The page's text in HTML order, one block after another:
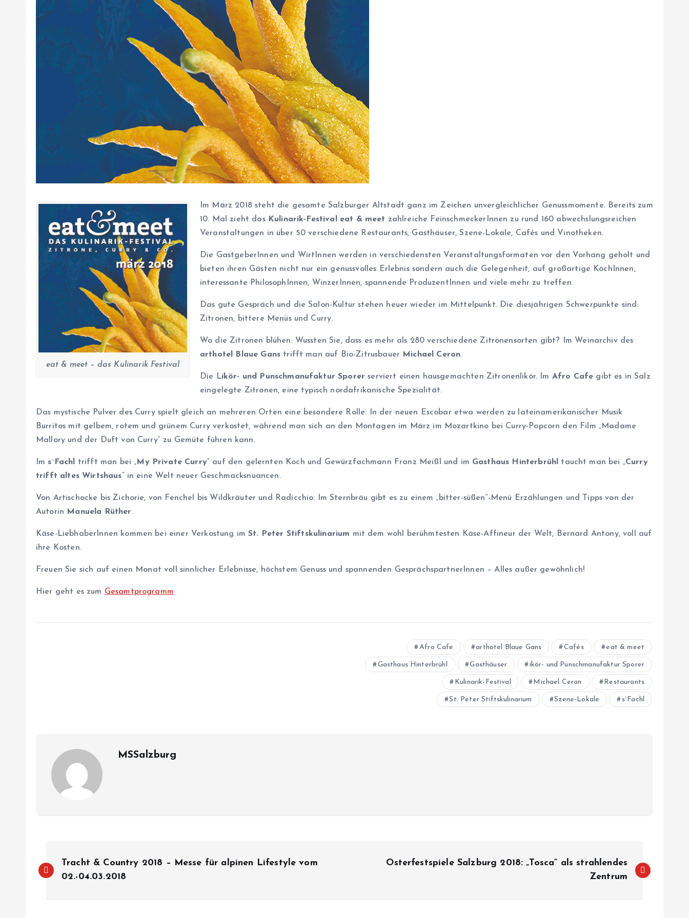
eat & meet – das Kulinarik Festival
Im März 2018 steht die gesamte Salzburger Altstadt ganz im Zeichen unvergleichlicher Genussmomente. Bereits zum
10. Mal zieht das Kulinarik-Festival eat & meet zahlreiche FeinschmeckerInnen zu rund 160 abwechslungsreichen
Veranstaltungen in über 50 verschiedene Restaurants, Gasthäuser, Szene-Lokale, Cafés und Vinotheken.
Die GastgeberInnen und WirtInnen werden in verschiedensten Veranstaltungsformaten vor den Vorhang geholt und
bieten ihren Gästen nicht nur ein genussvolles Erlebnis sondern auch die Gelegenheit, auf großartige KöchInnen,
interessante PhilosophInnen, WinzerInnen, spannende ProduzentInnen und viele mehr zu treffen.
Das gute Gespräch und die Salon-Kultur stehen heuer wieder im Mittelpunkt. Die diesjährigen Schwerpunkte sind:
Zitronen, bittere Menüs und Curry.
Wo die Zitronen blühen: Wussten Sie, dass es mehr als 280 verschiedene Zitronensorten gibt? Im Weinarchiv des
arthotel Blaue Gans trifft man auf Bio-Zitrusbauer Michael Ceron.
Die Likör- und Punschmanufaktur Sporer serviert einen hausgemachten Zitronenlikör. Im Afro Cafe gibt es in Salz
eingelegte Zitronen, eine typisch nordafrikanische Spezialität.
Das mystische Pulver des Curry spielt gleich an mehreren Orten eine besondere Rolle: In der neuen Escobar etwa werden zu lateinamerikanischer Musik
Burritos mit gelbem, rotem und grünem Curry verkostet, während man sich an den Montagen im März im Mozartkino bei Curry-Popcorn den Film „Madame
Mallory und der Duft von Curry“ zu Gemüte führen kann.
Im s`Fachl trifft man bei „My Private Curry“ auf den gelernten Koch und Gewürzfachmann Franz Meißl und im Gasthaus Hinterbrühl taucht man bei „Curry
trifft altes Wirtshaus“ in eine Welt neuer Geschmacksnuancen.
Von Artischocke bis Zichorie, von Fenchel bis Wildkräuter und Radicchio: Im Sternbräu gibt es zu einem „bitter-süßen“-Menü Erzählungen und Tipps von der
Autorin Manuela Rüther.
Käse-LiebhaberInnen kommen bei einer Verkostung imSt. Peter Stiftskulinarium mit dem wohl berühmtesten Käse-Affineur der Welt, Bernard Antony, voll auf
ihre Kosten.
Freuen Sie sich auf einen Monat voll sinnlicher Erlebnisse, höchstem Genuss und spannenden GesprächspartnerInnen – Alles außer gewöhnlich!
Hier geht es zum Gesamtprogramm
Afro Cafe arthotel Blaue Gans Cafés eat & meet
Gasthaus Hinterbrühl Gasthäuser ikör- und Punschmanufaktur Sporer
Kulinarik-Festival Michael Ceron Restaurants
St. Peter Stiftskulinarium Szene-Lokale s`Fachl
MSSalzburg
e
Tracht & Country 2018 – Messe für alpinen Lifestyle vom
02.-04.03.2018
Osterfestspiele Salzburg 2018: „Tosca“ als strahlendes
Zentrum